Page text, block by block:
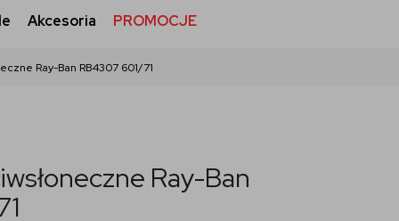
Akcesoria PROMOCJE
Ray-Ban RB4307 601/71
Ray-Ban